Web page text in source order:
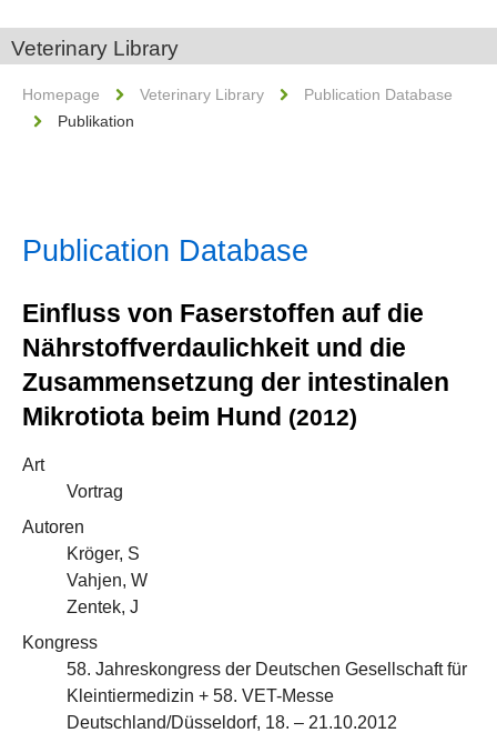
Veterinary Library
Homepage Veterinary Library
Publication Database
Publikation
Publication Database
Einfluss von Faserstoffen auf die
Nährstoffverdaulichkeit und die
Zusammensetzung der intestinalen
Mikrotiota beim Hund (2012)
Art
Vortrag
Autoren
Kröger, S
Vahjen, W
Zentek, J
Kongress
58. Jahreskongress der Deutschen Gesellschaft für
Kleintiermedizin + 58. VET-Messe
Deutschland/Düsseldorf, 18. – 21.10.2012